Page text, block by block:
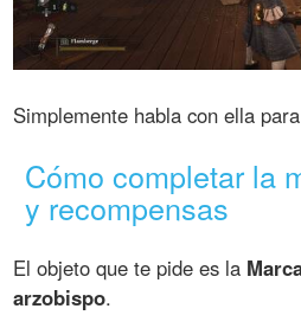
Simplemente habla con ella
Cómo completar la
y recompensas
El objeto que te pide es la
arzobispo.